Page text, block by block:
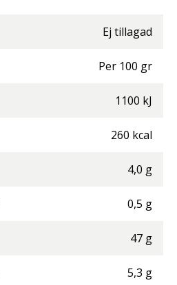
Ej tillagad
Per 100 gr
1100 kJ
260 kcal
4,0 g
0,5 g
47 g
5,3 g